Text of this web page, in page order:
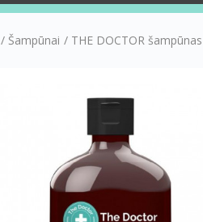
/ Šampūnai / THE DOCTOR